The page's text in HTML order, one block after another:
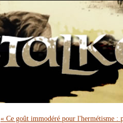
« Ce goût immodéré pour l'hermétisme :